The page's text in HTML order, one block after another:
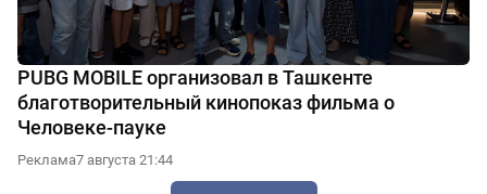
PUBG MOBILE организовал в Ташкенте
благотворительный кинопоказ фильма о
Человеке-пауке
Реклама7 августа 21:44